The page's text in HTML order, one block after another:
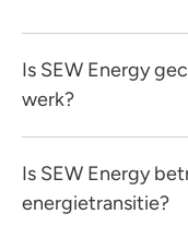
Is SEW Energy
werk?
Is SEW Energy
energietransitie?